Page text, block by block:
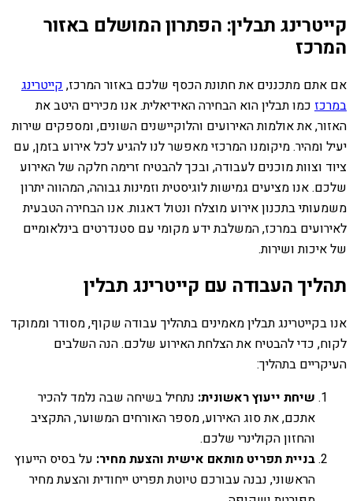
קייטרינג תבלין: הפתרון המושלם באזור
המרכז
אם אתם מתכננים את חתונת הכסף שלכם באזור המרכז,קייטרינג
במרכז כמו תבלין הוא הבחירה האידיאלית. אנו מכירים היטב את
האזור, את אולמות האירועים והלוקיישנים השונים, ומספקים שירות
יעיל ומהיר. מיקומנו המרכזי מאפשר לנו להגיע לכל אירוע בזמן, עם
ציוד וצוות מוכנים לעבודה, ובכך להבטיח זרימה חלקה של האירוע
שלכם. אנו מציעים גמישות לוגיסטית וזמינות גבוהה, המהווה יתרון
משמעותי בתכנון אירוע מוצלח ונטול דאגות. אנו הבחירה הטבעית
לאירועים במרכז, המשלבת ידע מקומי עם סטנדרטים בינלאומיים
של איכות ושירות.
תהליך העבודה עם קייטרינג תבלין
אנו בקייטרינג תבלין מאמינים בתהליך עבודה שקוף, מסודר וממוקד
לקוח, כדי להבטיח את הצלחת האירוע שלכם. הנה השלבים
העיקריים בתהליך:
שיחת ייעוץ ראשונית: נתחיל בשיחה שבה נלמד להכיר
אתכם, את סוג האירוע, מספר האורחים המשוער, התקציב
והחזון הקולינרי שלכם.
בניית תפריט מותאם אישית והצעת מחיר: על בסיס הייעוץ
הראשוני, נבנה עבורכם טיוטת תפריט ייחודית והצעת מחיר